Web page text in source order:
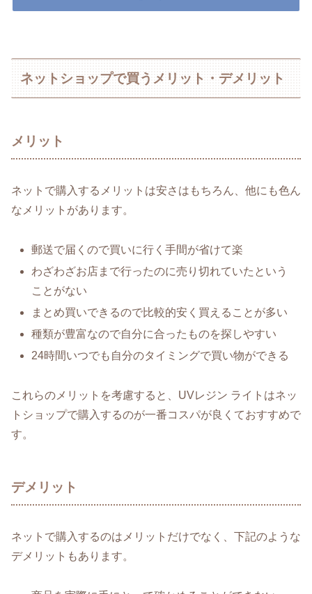
ネットショップで買うメリット・デメリット
メリット
ネットで購入するメリットは安さはもちろん、他にも色ん
なメリットがあります。
郵送で届くので買いに行く手間が省けて楽
わざわざお店まで行ったのに売り切れていたという
ことがない
まとめ買いできるので比較的安く買えることが多い
種類が豊富なので自分に合ったものを探しやすい
24時間いつでも自分のタイミングで買い物ができる
これらのメリットを考慮すると、UVレジン ライトはネッ
トショップで購入するのが一番コスパが良くておすすめで
す。
デメリット
ネットで購入するのはメリットだけでなく、下記のような
デメリットもあります。